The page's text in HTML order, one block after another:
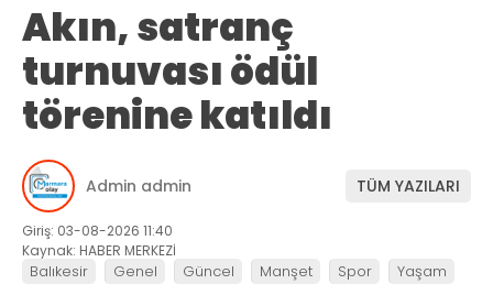
Akın, satranç
turnuvası ödül
törenine katıldı
Admin admin TÜM YAZILARI
Giriş: 03-08-2026 11:40
Kaynak: HABER MERKEZİ
Balıkesir Genel Güncel Manşet Spor Yaşam